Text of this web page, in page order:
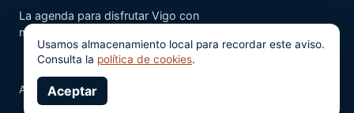
La agenda para disfrutar Vigo con
más ganas.
Aviso legalPrivacidad
Usamos almacenamiento local para recordar este aviso.
Consulta la política de cookies.
Aceptar